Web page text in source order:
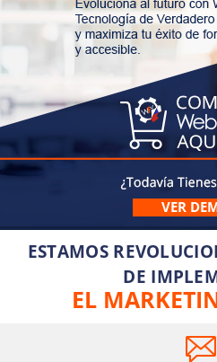
VER
ESTAMOS
DE
EL